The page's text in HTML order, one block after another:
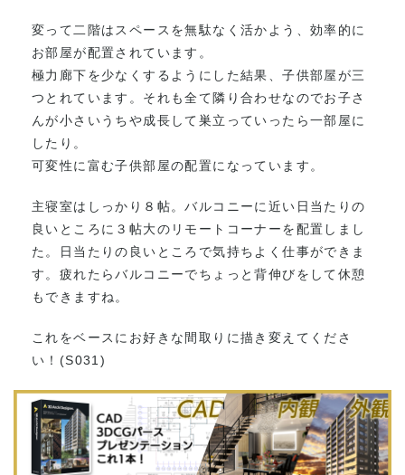
変って二階はスペースを無駄なく活かよう、効率的に
お部屋が配置されています。
極力廊下を少なくするようにした結果、子供部屋が三
つとれています。それも全て隣り合わせなのでお子さ
んが小さいうちや成長して巣立っていったら一部屋に
したり。
可変性に富む子供部屋の配置になっています。
主寝室はしっかり８帖。バルコニーに近い日当たりの
良いところに３帖大のリモートコーナーを配置しまし
た。日当たりの良いところで気持ちよく仕事ができま
す。疲れたらバルコニーでちょっと背伸びをして休憩
もできますね。
これをベースにお好きな間取りに描き変えてくださ
い！(S031)